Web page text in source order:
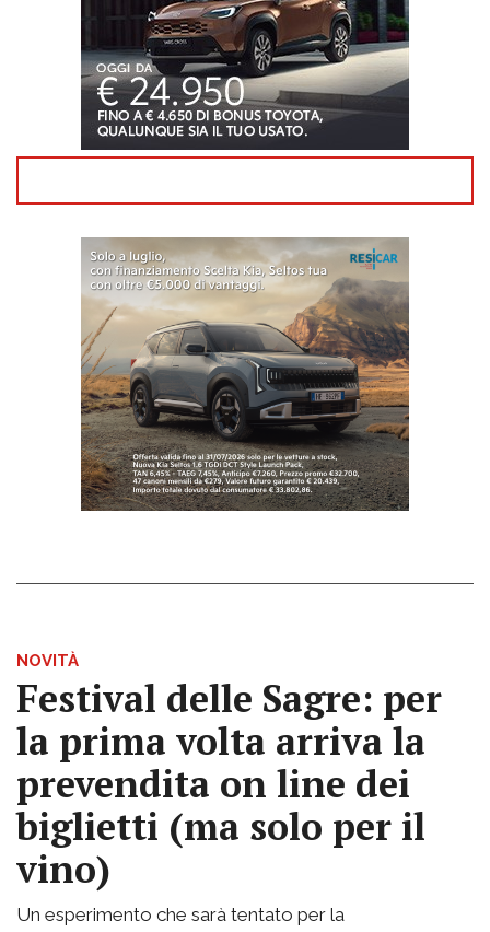
NOVITÀ
Festival delle Sagre: per
la prima volta arriva la
prevendita on line dei
biglietti (ma solo per il
vino)
Un esperimento che sarà tentato per la